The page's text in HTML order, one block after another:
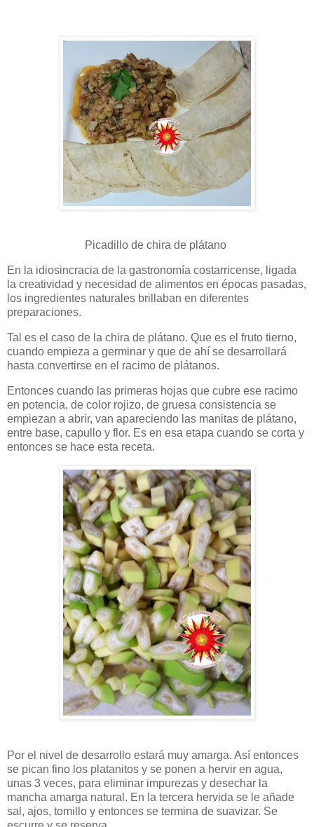
Picadillo de chira de plátano
En la idiosincracia de la gastronomía costarricense, ligada
la creatividad y necesidad de alimentos en épocas pasadas,
los ingredientes naturales brillaban en diferentes
preparaciones.
Tal es el caso de la chira de plátano. Que es el fruto tierno,
cuando empieza a germinar y que de ahí se desarrollará
hasta convertirse en el racimo de plátanos.
Entonces cuando las primeras hojas que cubre ese racimo
en potencia, de color rojizo, de gruesa consistencia se
empiezan a abrir, van apareciendo las manitas de plátano,
entre base, capullo y flor. Es en esa etapa cuando se corta y
entonces se hace esta receta.
Por el nivel de desarrollo estará muy amarga. Así entonces
se pican fino los platanitos y se ponen a hervir en agua,
unas 3 veces, para eliminar impurezas y desechar la
mancha amarga natural. En la tercera hervida se le añade
sal, ajos, tomillo y entonces se termina de suavizar. Se